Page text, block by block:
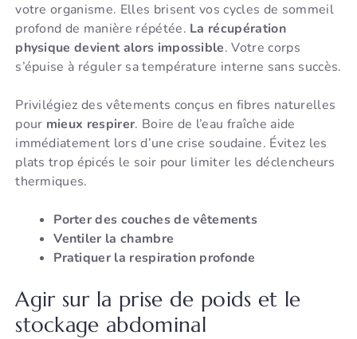
votre organisme. Elles brisent vos cycles de sommeil
profond de manière répétée. La récupération
physique devient alors impossible. Votre corps
s’épuise à réguler sa température interne sans succès.
Privilégiez des vêtements conçus en fibres naturelles
pour mieux respirer. Boire de l’eau fraîche aide
immédiatement lors d’une crise soudaine. Évitez les
plats trop épicés le soir pour limiter les déclencheurs
thermiques.
Porter des couches de vêtements
Ventiler la chambre
Pratiquer la respiration profonde
Agir sur la prise de poids et le
stockage abdominal